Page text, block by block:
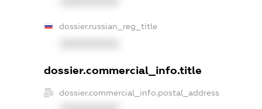
dossier.russian_reg_title
dossier.commercial_info.title
dossier.commercial_info.postal_address